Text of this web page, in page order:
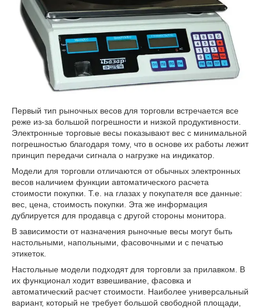
Первый тип рыночных весов для торговли встречается все
реже из-за большой погрешности и низкой продуктивности.
Электронные торговые весы показывают вес с минимальной
погрешностью благодаря тому, что в основе их работы лежит
принцип передачи сигнала о нагрузке на индикатор.
Модели для торговли отличаются от обычных электронных
весов наличием функции автоматического расчета
стоимости покупки. Т.е. на глазах у покупателя все данные:
вес, цена, стоимость покупки. Эта же информация
дублируется для продавца с другой стороны монитора.
В зависимости от назначения рыночные весы могут быть
настольными, напольными, фасовочными и с печатью
этикеток.
Настольные модели подходят для торговли за прилавком. В
их функционал ходит взвешивание, фасовка и
автоматический расчет стоимости. Наиболее универсальный
вариант, который не требует большой свободной площади,